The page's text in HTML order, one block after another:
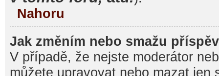
Nahoru
Jak změním nebo smažu
V případě, že nejste moderátor
můžete upravovat nebo mazat jen